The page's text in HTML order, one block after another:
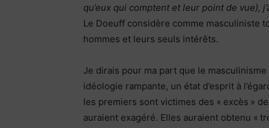
qu’eux qui comptent et leur point de vue),
Le Doeuff considère comme masculiniste
hommes et leurs seuls intérêts.
Je dirais pour ma part que le masculinisme
idéologie rampante, un état d’esprit à
les premiers sont victimes des « excès »
auraient exagéré. Elles auraient obtenu «